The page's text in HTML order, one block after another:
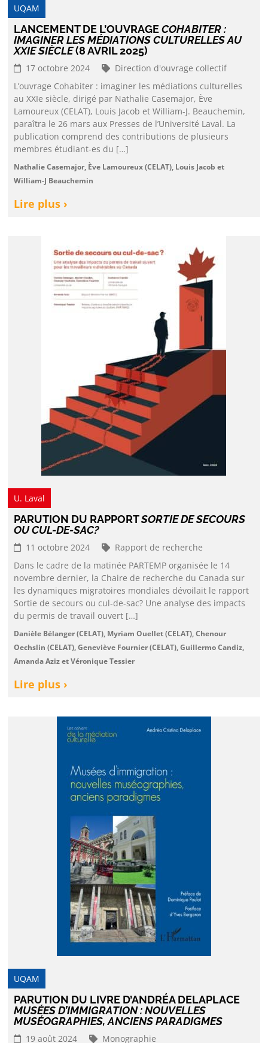
UQAM
LANCEMENT DE L’OUVRAGECOHABITER :
IMAGINER LES MÉDIATIONS CULTURELLES AU
XXIE SIÈCLE(8 AVRIL 2025)
17 octobre 2024
Direction d'ouvrage collectif
L’ouvrage Cohabiter : imaginer les médiations culturelles
au XXIe siècle, dirigé par Nathalie Casemajor, Ève
Lamoureux (CELAT), Louis Jacob et William-J. Beauchemin,
paraîtra le 26 mars aux Presses de l’Université Laval. La
publication comprend des contributions de plusieurs
membres étudiant-es du […]
Nathalie Casemajor, Ève Lamoureux (CELAT), Louis Jacob et
William-J Beauchemin
Lire plus ›
U. Laval
PARUTION DU RAPPORTSORTIE DE SECOURS
OU CUL-DE-SAC?
11 octobre 2024
Rapport de recherche
Dans le cadre de la matinée PARTEMP organisée le 14
novembre dernier, la Chaire de recherche du Canada sur
les dynamiques migratoires mondiales dévoilait le rapport
Sortie de secours ou cul-de-sac? Une analyse des impacts
du permis de travail ouvert […]
Danièle Bélanger (CELAT), Myriam Ouellet (CELAT), Chenour
Oechslin (CELAT), Geneviève Fournier (CELAT), Guillermo Candiz,
Amanda Aziz et Véronique Tessier
Lire plus ›
UQAM
PARUTION DU LIVRE D’ANDRÉA DELAPLACE
MUSÉES D’IMMIGRATION : NOUVELLES
MUSÉOGRAPHIES, ANCIENS PARADIGMES
19 août 2024 Monographie